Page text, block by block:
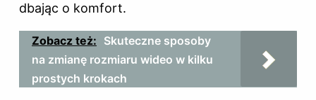
dbając o komfort.
Zobacz też: Skuteczne sposoby
na zmianę rozmiaru wideo w kilku
prostych krokach